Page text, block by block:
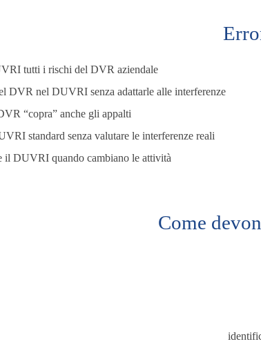
tutti i rischi del DVR aziendale
DVR nel DUVRI senza adattarle alle interferenze
“copra” anche gli appalti
standard senza valutare le interferenze reali
il DUVRI quando cambiano le attività
Come